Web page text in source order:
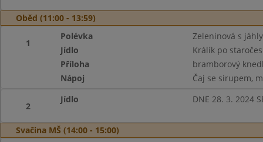
Oběd (11:00 - 13:59)
1
Polévka
Zeleninová s jáhly
Jídlo
Králík po
Příloha
bramborový
Nápoj
Čaj se sirupem,
2
Jídlo DNE 28. 3. 2024
Svačina MŠ (14:00 - 15:00)